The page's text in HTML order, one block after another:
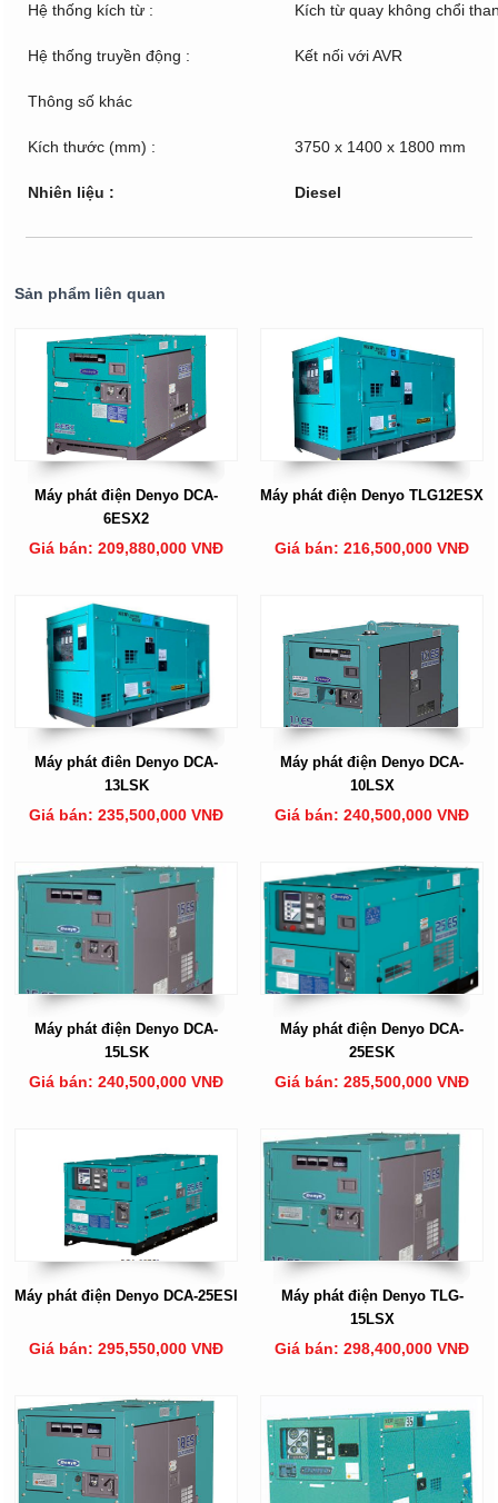
Hệ thống kích từ : Kích từ quay không chổi
Hệ thống truyền động : Kết nối với AVR
Thông số khác
Kích thước (mm) : 3750 x 1400 x 1800 mm
Nhiên liệu : Diesel
Sản phẩm liên quan
Máy phát điện Denyo DCA-
6ESX2
Giá bán: 209,880,000 VNĐ
Máy phát điện Denyo TLG12ESX
Giá bán: 216,500,000 VNĐ
Máy phát điên Denyo DCA-
13LSK
Giá bán: 235,500,000 VNĐ
Máy phát điện Denyo DCA-
10LSX
Giá bán: 240,500,000 VNĐ
Máy phát điện Denyo DCA-
15LSK
Giá bán: 240,500,000 VNĐ
Máy phát điện Denyo DCA-
25ESK
Giá bán: 285,500,000 VNĐ
Máy phát điện Denyo DCA-25ESI
Giá bán: 295,550,000 VNĐ
Máy phát điện Denyo TLG-
15LSX
Giá bán: 298,400,000 VNĐ